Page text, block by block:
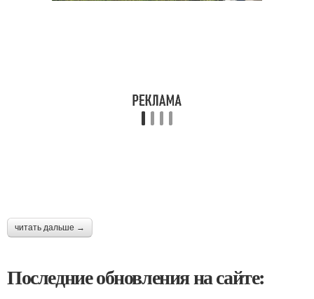
читать дальше →
Последние обновления на сайте: